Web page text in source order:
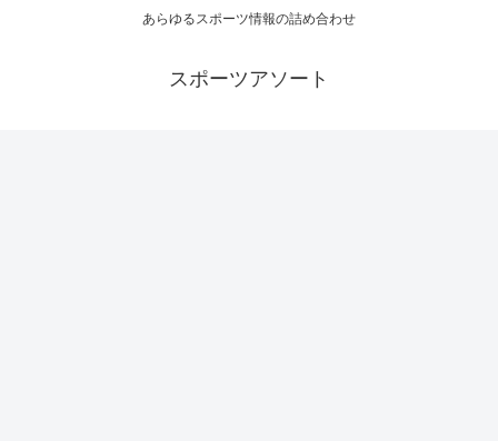
あらゆるスポーツ情報の詰め合わせ
スポーツアソート